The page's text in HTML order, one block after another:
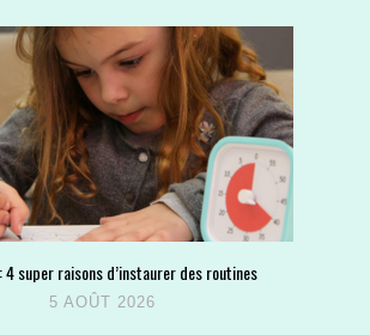
4 super raisons d’instaurer des routines
5 AOÛT 2026